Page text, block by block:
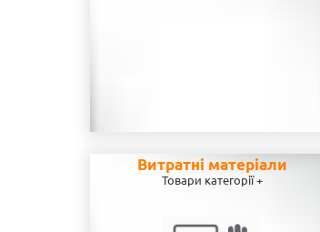
Витратні матеріали
Товари категорії +